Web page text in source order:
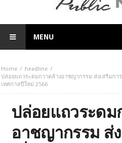
MENU
Home
headline
ปล่อยแถวระดมกวาดล้างอาชญากรรม ส่งเสริมกา
เทศกาลปีใหม่ 2566
ปล่อยแถวระดม
อาชญากรรม ส่